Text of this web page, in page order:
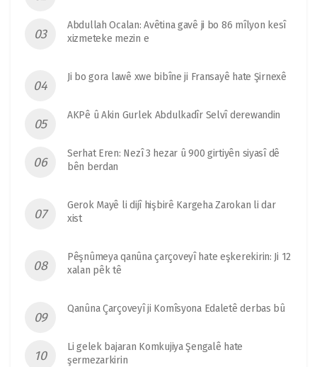
Abdullah Ocalan: Avêtina gavê ji bo 86 mîlyon kesî
xizmeteke mezin e
Ji bo gora lawê xwe bibîne ji Fransayê hate Şirnexê
AKPê û Akin Gurlek Abdulkadîr Selvî derewandin
Serhat Eren: Nezî 3 hezar û 900 girtiyên siyasî dê
bên berdan
Gerok Mayê li dijî hişbirê Kargeha Zarokan li dar
xist
Pêşnûmeya qanûna çarçoveyî hate eşkerekirin: Ji 12
xalan pêk tê
Qanûna Çarçoveyî ji Komîsyona Edaletê derbas bû
Li gelek bajaran Komkujiya Şengalê hate
şermezarkirin